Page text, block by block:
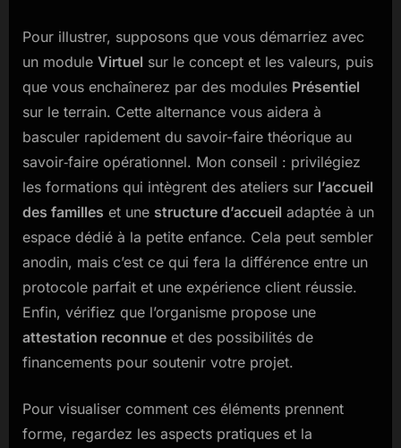
Pour illustrer, supposons que vous démarriez avec
un module Virtuel sur le concept et les valeurs, puis
que vous enchaînerez par des modules Présentiel
sur le terrain. Cette alternance vous aidera à
basculer rapidement du savoir-faire théorique au
savoir‑faire opérationnel. Mon conseil : privilégiez
les formations qui intègrent des ateliers sur l’accueil
des familles et une structure d’accueil adaptée à un
espace dédié à la petite enfance. Cela peut sembler
anodin, mais c’est ce qui fera la différence entre un
protocole parfait et une expérience client réussie.
Enfin, vérifiez que l’organisme propose une
attestation reconnue et des possibilités de
financements pour soutenir votre projet.
Pour visualiser comment ces éléments prennent
forme, regardez les aspects pratiques et la